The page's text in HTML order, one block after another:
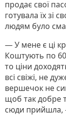
продає свої
готувала їх зі
людям було
— У мене є ці
Коштують по
то ціни
всі свіжі, не
вершечок не
щоб так добре
сюди прийшла,